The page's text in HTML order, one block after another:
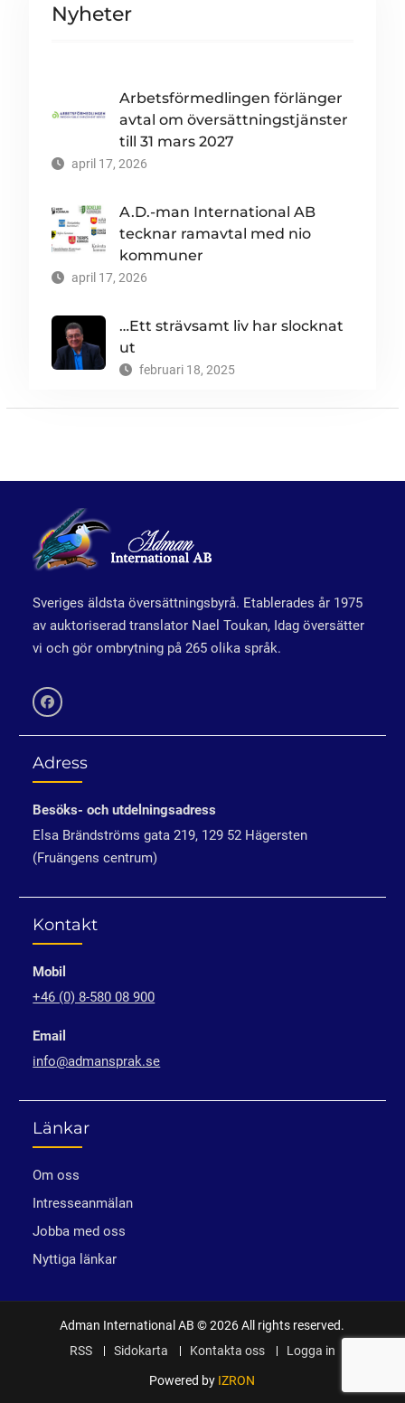
Nyheter
Arbetsförmedlingen förlänger
avtal om översättningstjänster
till 31 mars 2027
april 17, 2026
A.D.-man International AB
tecknar ramavtal med nio
kommuner
april 17, 2026
…Ett strävsamt liv har slocknat
ut
februari 18, 2025
Sveriges äldsta översättningsbyrå. Etablerades år 1975
av auktoriserad translator Nael Toukan, Idag översätter
vi och gör ombrytning på 265 olika språk.
Adress
Besöks- och utdelningsadress
Elsa Brändströms gata 219, 129 52 Hägersten
(Fruängens centrum)
Kontakt
Mobil
+46 (0) 8-580 08 900
Email
info@admansprak.se
Länkar
Om oss
Intresseanmälan
Jobba med oss
Nyttiga länkar
Adman International AB © 2026 All rights reserved.
RSS
Sidokarta Kontakta oss Logga in
Powered by IZRON